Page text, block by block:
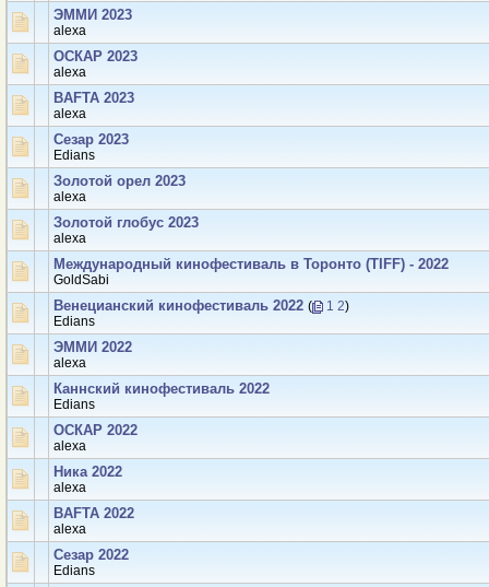
ЭММИ 2023
аlexa
ОСКАР 2023
аlexa
BAFTA 2023
аlexa
Сезар 2023
Edians
Золотой орел 2023
аlexa
Золотой глобус 2023
аlexa
Международный кинофестиваль в Торонто (TIFF) - 2022
GoldSabi
Венецианский кинофестиваль 2022 ( 1 2)
Edians
ЭММИ 2022
аlexa
Каннский кинофестиваль 2022
Edians
ОСКАР 2022
аlexa
Ника 2022
аlexa
BAFTA 2022
аlexa
Сезар 2022
Edians